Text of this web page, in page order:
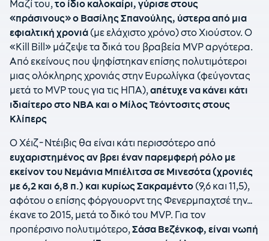
Μαζί του,το ίδιο καλοκαίρι, γύρισε στους
«πράσινους» ο Βασίλης Σπανούλης, ύστερα από μια
εφιαλτική χρονιά (με ελάχιστο χρόνο) στο Χιούστον. Ο
«Kill Bill» μάζεψε τα δικά του βραβεία MVP αργότερα.
Από εκείνους που ψηφίστηκαν επίσης πολυτιμότεροι
μιας ολόκληρης χρονιάς στην Ευρωλίγκα (φεύγοντας
μετά το MVP τους για τις ΗΠΑ),απέτυχε να κάνει κάτι
ιδιαίτερο στο ΝΒΑ και ο Μίλος Τεόντοσιτς στους
Κλίπερς
Ο Χέιζ-Ντέιβις θα είναι κάτι περισσότερο από
ευχαριστημένος αν βρει έναν παρεμφερή ρόλο με
εκείνον του Νεμάνια Μπιέλιτσα σε Μινεσότα (χρονιές
με 6,2 και 6,8 π.) και κυρίως Σακραμέντο (9,6 και 11,5),
αφότου ο επίσης φόργουορντ της Φενερμπαχτσέ την…
έκανε το 2015, μετά το δικό του MVP. Για τον
προπέρσινο πολυτιμότερο,Σάσα Βεζένκοφ, είναι νωπή